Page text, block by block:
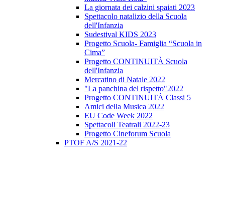
La giornata dei calzini spaiati 2023
Spettacolo natalizio della Scuola
dell'Infanzia
Sudestival KIDS 2023
Progetto Scuola- Famiglia “Scuola in
Cima”
Progetto CONTINUITÀ Scuola
dell'Infanzia
Mercatino di Natale 2022
"La panchina del rispetto"2022
Progetto CONTINUITÀ Classi 5
Amici della Musica 2022
EU Code Week 2022
Spettacoli Teatrali 2022-23
Progetto Cineforum Scuola
PTOF A/S 2021-22